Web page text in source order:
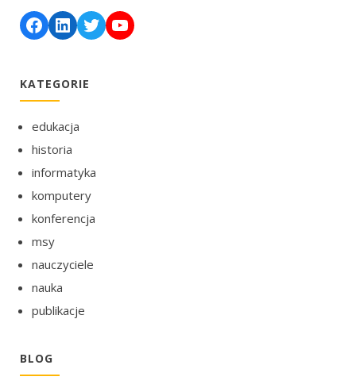
Facebook
LinkedIn
TwitterYouTube
KATEGORIE
edukacja
historia
informatyka
komputery
konferencja
msy
nauczyciele
nauka
publikacje
BLOG